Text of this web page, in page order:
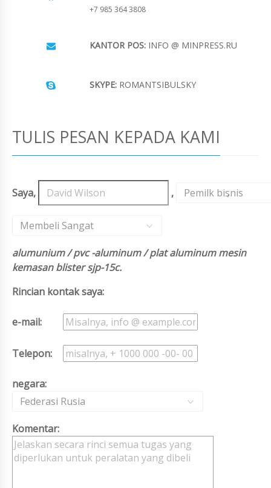
+7 985 364 3808
KANTOR POS: INFO @ MINPRESS.RU
SKYPE: ROMANTSIBULSKY
TULIS PESAN KEPADA KAMI
Saya, , Pemilk bisnis
,
Membeli Sangat
alumunium / pvc -aluminum / plat aluminum mesin
kemasan blister sjp-15c.
Rincian kontak saya:
e-mail:
Telepon:
negara:
Federasi Rusia
Komentar: